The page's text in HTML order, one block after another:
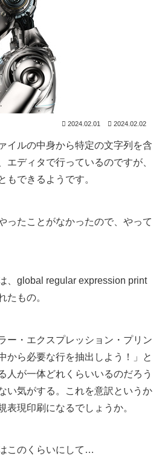
2024.02.01 2024.02.02
イルの中身から特定の文字列を含
エディタで行っているのですが、
もできるようです。
ったことがなかったので、やって
、global regular expression print
たもの。
ー・エクスプレッション・プリン
から必要な行を抽出しよう！」と
人が一体どれくらいいるのだろう
い気がする。これを意訳というか
表現印刷になるでしょうか。
このくらいにして…